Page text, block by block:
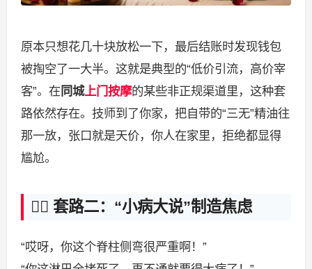
原本只想花几十块放松一下，最后结账时发现钱包
被掏空了一大半。这就是典型的“低价引流，高价宰
客”。在同城上门按摩的某些非正规渠道里，这种套
路依然存在。技师到了你家，把自带的“三无”精油往
那一放，张口就是天价，你人在家里，拒绝都显得
尴尬。
🕵️‍♂️ 套路二：“小病大说”制造焦虑
“哎呀，你这个脊柱侧弯很严重啊！”